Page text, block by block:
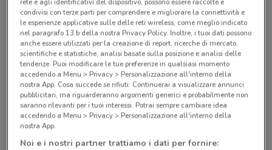
Via Empoli, 43227 Firenze
3.2 km
Via Curzio Malaparte, 10 Firenze
6.7 km
La Torre Petrona, 18A Scarperia E San Piero
22.4 km
Via Calice Snc Agliana
rete e agli identificativi del dispositivo, possono essere raccolte e
condivisi con terze parti per comprendere e migliorare la connettività e
le esperienze applicative sulle delle reti wireless, come meglio indicato
nel paragrafo 13.b della nostra Privacy Policy. Inoltre, i tuoi dati possono
anche essere utilizzati per la creazione di report, ricerche di mercato,
scientifiche e statistiche, analisi basate sulla posizione e analisi delle
tendenze. Puoi modificare le tue preferenze in qualsiasi momento
accedendo a Menu > Privacy > Personalizzazione all'interno della
nostra App. Cosa succede se rifiuti: Continuerai a visualizzare annunci
pubblicitari, ma riguarderanno argomenti generici e probabilmente non
saranno rilevanti per i tuoi interessi. Potrai sempre cambiare idea
accedendo a Menu > Privacy > Personalizzazione all'interno della
nostra App.
Noi e i nostri partner trattiamo i dati per fornire: